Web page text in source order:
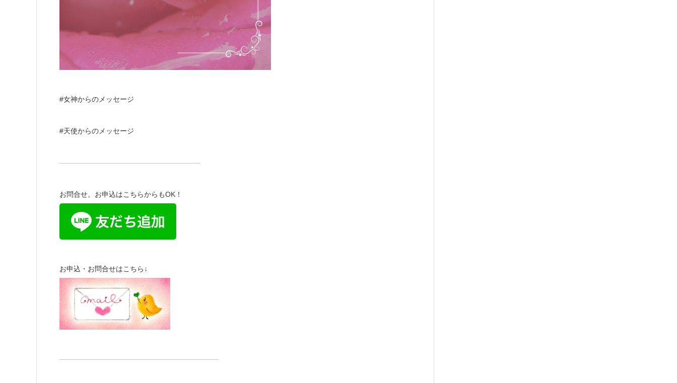
#女神からのメッセージ
#天使からのメッセージ
————————————————————
お問合せ。お申込はこちらからもOK！
お申込・お問合せはこちら↓
——————————————————————–